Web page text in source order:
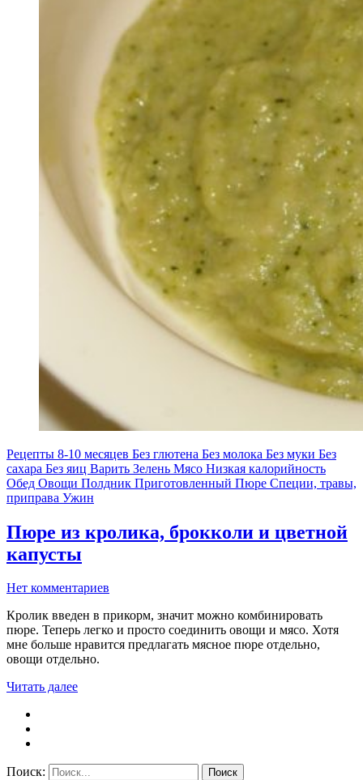
Рецепты 8-10 месяцев Без глютена Без молока Без муки Без
сахара Без яиц Варить Зелень Мясо Низкая калорийность
Обед Овощи Полдник Приготовленный Пюре Специи, травы,
приправа Ужин
Пюре из кролика, брокколи и цветной
капусты
Нет комментариев
Кролик введен в прикорм, значит можно комбинировать
пюре. Теперь легко и просто соединить овощи и мясо. Хотя
мне больше нравится предлагать мясное пюре отдельно,
овощи отдельно.
Читать далее
Поиск: